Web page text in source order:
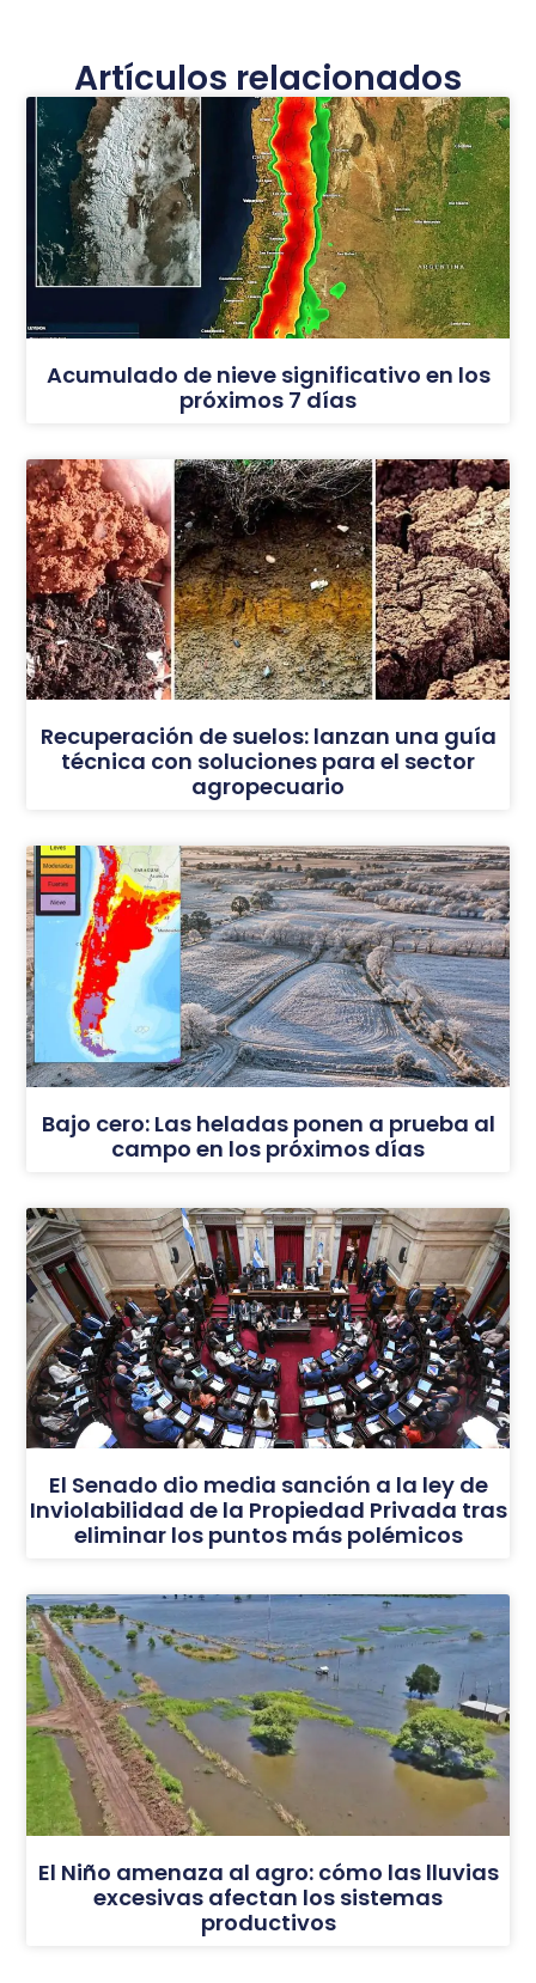
Artículos relacionados
Acumulado de nieve significativo en los
próximos 7 días
Recuperación de suelos: lanzan una guía
técnica con soluciones para el sector
agropecuario
Bajo cero: Las heladas ponen a prueba al
campo en los próximos días
El Senado dio media sanción a la ley de
Inviolabilidad de la Propiedad Privada tras
eliminar los puntos más polémicos
El Niño amenaza al agro: cómo las lluvias
excesivas afectan los sistemas
productivos